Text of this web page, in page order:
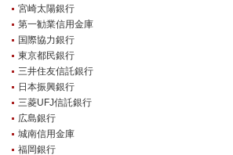
宮崎太陽銀行
第一勧業信用金庫
国際協力銀行
東京都民銀行
三井住友信託銀行
日本振興銀行
三菱UFJ信託銀行
広島銀行
城南信用金庫
福岡銀行